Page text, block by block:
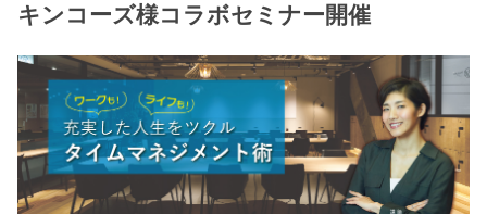
キンコーズ様コラボセミナー開催